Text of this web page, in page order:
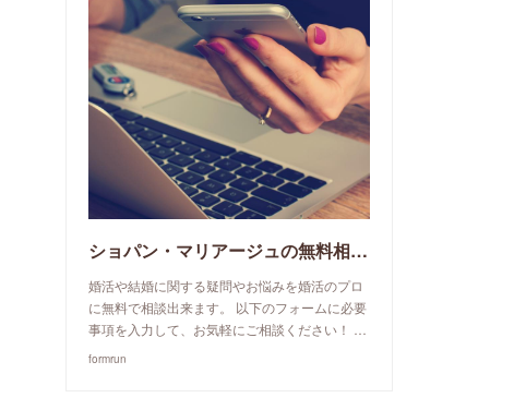
ショパン・マリアージュの無料相談予約申込み
婚活や結婚に関する疑問やお悩みを婚活のプロ
に無料で相談出来ます。 以下のフォームに必要
事項を入力して、お気軽にご相談ください！ …
formrun